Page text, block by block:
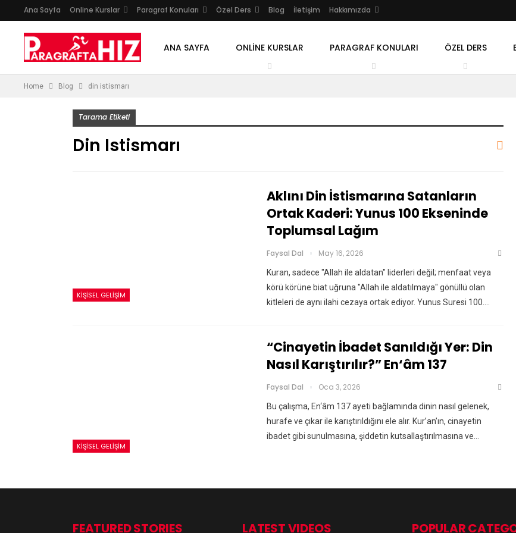
Ana Sayfa Online Kurslar Paragraf Konuları Özel Ders Blog İletişim Hakkımızda
ANA SAYFA ONLINE KURSLAR PARAGRAF KONULARI ÖZEL DERS
Home Blog din istismarı
Tarama Etiketi
Din Istismarı
KIŞISEL GELIŞIM
Aklını Din İstismarına Satanların
Ortak Kaderi: Yunus 100 Ekseninde
Toplumsal Lağım
Faysal Dal May 16, 2026
Kuran, sadece "Allah ile aldatan" liderleri değil; menfaat veya
körü körüne biat uğruna "Allah ile aldatılmaya" gönüllü olan
kitleleri de aynı ilahi cezaya ortak ediyor. Yunus Suresi 100.…
KIŞISEL GELIŞIM
“Cinayetin İbadet Sanıldığı Yer: Din
Nasıl Karıştırılır?” En‘âm 137
Faysal Dal Oca 3, 2026
Bu çalışma, En‘âm 137 ayeti bağlamında dinin nasıl gelenek,
hurafe ve çıkar ile karıştırıldığını ele alır. Kur’an’ın, cinayetin
ibadet gibi sunulmasına, şiddetin kutsallaştırılmasına ve…
FEATURED STORIES LATEST VIDEOS POPULAR